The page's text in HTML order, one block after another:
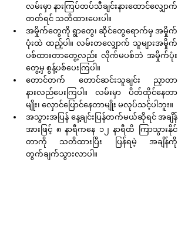
လမ်းမှာ နားကြပ်တပ်သီချင်းနားထောင်လျှောက်
တတ်ရင် သတိထားပေးပါ။
အမှိုက်တွေကို ရွာတွေ၊ ဆိုင်တွေရောက်မှ အမှိုက်
ပုံးထဲ ထည့်ပါ။ လမ်းတလျှောက် သူများအမှိုက်
ပစ်ထားတာတွေ့လည်း လိုက်မပစ်ဘဲ အမှိုက်ပုံး
တွေ့မှ စွန့်ပစ်ပေးကြပါ။
တောင်တက် တောင်ဆင်းသူချင်း ညှာတာ
နားလည်ပေးကြပါ။ လမ်းမှာ ပိတ်ထိုင်နေတာ
မျိုး၊ လှောင်ပြောင်နေတာမျိုး မလုပ်သင့်ပါဘူး။
အသွားအပြန် နေ့ချင်းပြန်တက်မယ်ဆိုရင် အချိန်
အားဖြင့် ၈ နာရီကနေ ၁၂ နာရီထိ ကြာသွားနိုင်
တာကို သတိထားပြီး ပြန်ရမဲ့ အချိန်ကို
တွက်ချက်သွားလာပါ။